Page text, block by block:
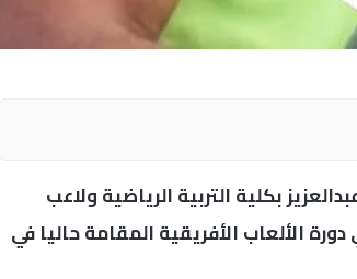
بكلية التربية الرياضية ولاعب
الألعاب الأفريقية المقامة حاليا في